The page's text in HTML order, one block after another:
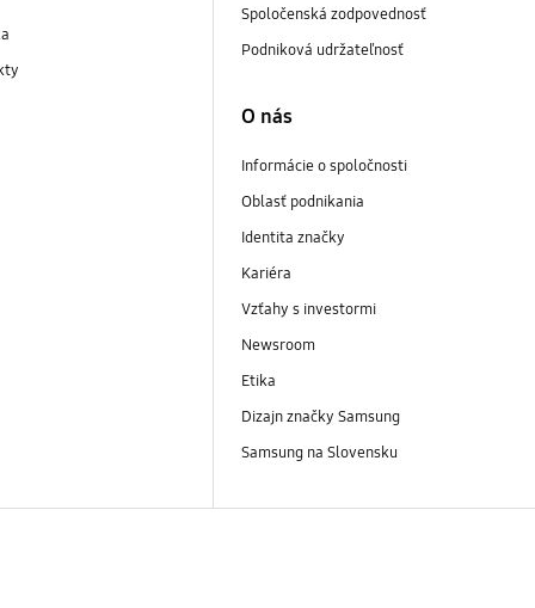
Spoločenská zodpovednosť
Podniková udržateľnosť
O nás
Informácie o spoločnosti
Oblasť podnikania
Identita značky
Kariéra
Vzťahy s investormi
Newsroom
Etika
Dizajn značky Samsung
Samsung na Slovensku